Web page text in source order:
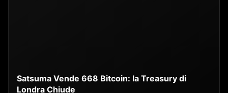
Satsuma Vende 668 Bitcoin: la Treasury di
Londra Chiude